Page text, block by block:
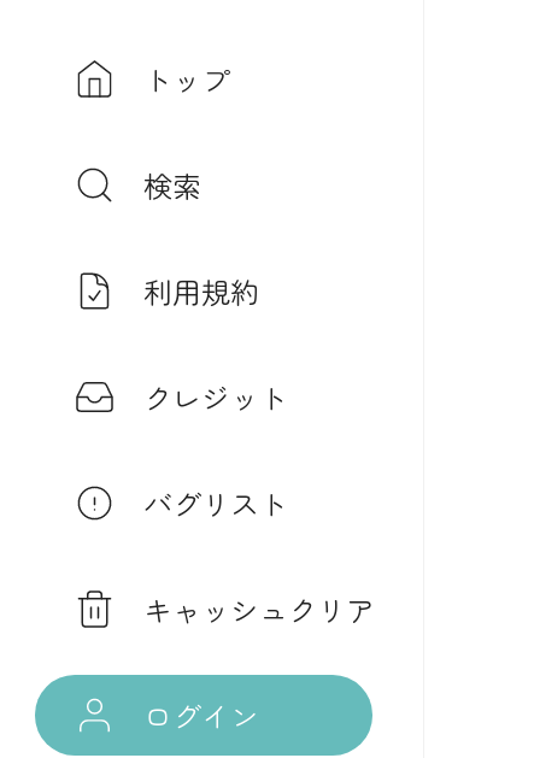
トップ
検索
利用規約
クレジット
バグリスト
キャッシュクリア
ログイン